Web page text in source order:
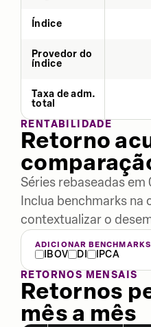
Índice
Provedor do
índice
Taxa de adm.
total
RENTABILIDADE
Retorno
Séries rebaseadas
Inclua benchmarks na
contextualizar o
ADICIONAR BENCHMARKS
IBOV
DI
IPCA
RETORNOS MENSAIS
Retornos
mês a mês